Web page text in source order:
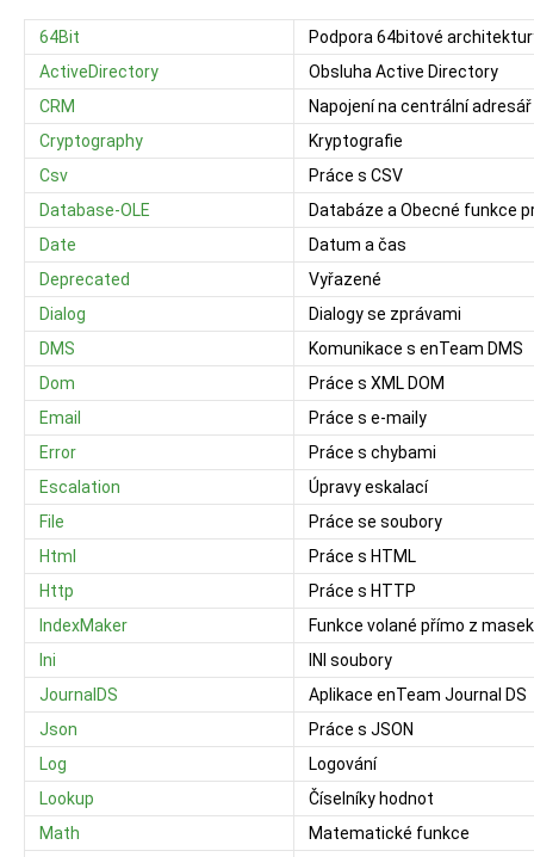
64Bit
Podpora 64bitové
ActiveDirectory
Obsluha Active Directory
CRM
Napojení na centrální
Cryptography
Kryptografie
Csv
Práce s CSV
Database-OLE
Databáze a Obecné funkce
Date
Datum a čas
Deprecated
Vyřazené
Dialog
Dialogy se zprávami
DMS
Komunikace s enTeam DMS
Dom
Práce s XML DOM
Email
Práce s e-maily
Error
Práce s chybami
Escalation
Úpravy eskalací
File
Práce se soubory
Html
Práce s HTML
Http
Práce s HTTP
IndexMaker
Funkce volané přímo z masek
Ini
INI soubory
JournalDS
Aplikace enTeam Journal DS
Json
Práce s JSON
Log
Logování
Lookup
Číselníky hodnot
Math
Matematické funkce